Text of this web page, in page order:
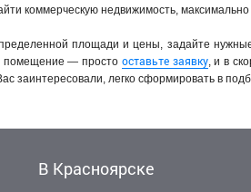
коммерческую недвижимость,
площади и цены, задайте
помещение — просто оставьте заявку, и в
заинтересовали, легко сформировать в
В Красноярске